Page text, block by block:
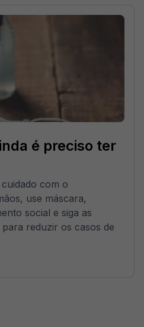
é preciso ter
com o
use máscara,
social e siga as
reduzir os casos de